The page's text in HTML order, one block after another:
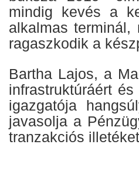
mindig kevés a
alkalmas
ragaszkodik a
Bartha Lajos, a
infrastruktúráért
igazgatója
javasolja a
tranzakciós